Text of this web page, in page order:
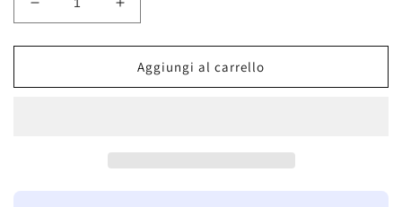
Diminuisci
quantità
per
Peluche
Aumenta
quantità
per
Disney
Peluche
Aggiungi al carrello